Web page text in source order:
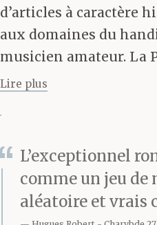
par chiffres
bourses de
lui, les
par le jeu
tournent sur
d’articles à caractère
aux domaines du
musicien amateur. La
Lire plus
L’exceptionnel
comme un jeu
aléatoire et vrais